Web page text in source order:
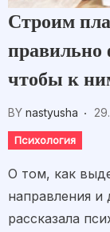
Строим
правильно
чтобы к
BY nastyusha
Психология
О том, как
направления и
рассказала